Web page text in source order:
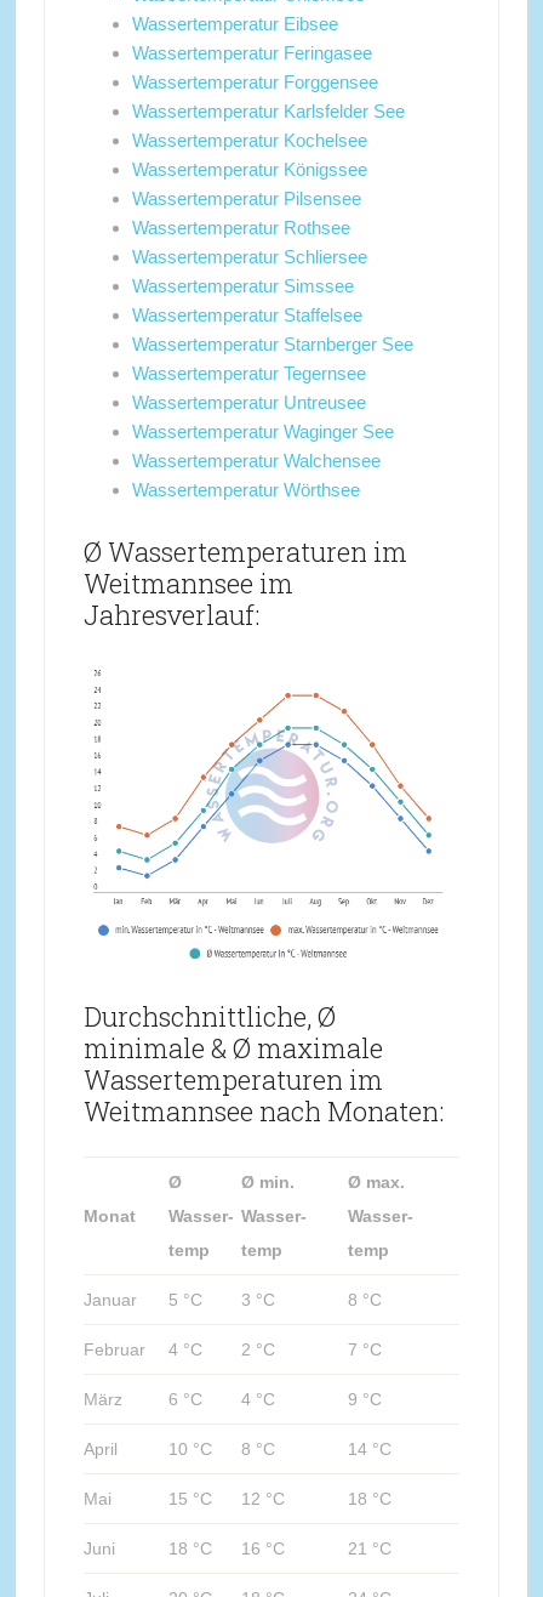
Wassertemperatur Eibsee
Wassertemperatur Feringasee
Wassertemperatur Forggensee
Wassertemperatur Karlsfelder See
Wassertemperatur Kochelsee
Wassertemperatur Königssee
Wassertemperatur Pilsensee
Wassertemperatur Rothsee
Wassertemperatur Schliersee
Wassertemperatur Simssee
Wassertemperatur Staffelsee
Wassertemperatur Starnberger See
Wassertemperatur Tegernsee
Wassertemperatur Untreusee
Wassertemperatur Waginger See
Wassertemperatur Walchensee
Wassertemperatur Wörthsee
Ø Wassertemperaturen im
Weitmannsee im
Jahresverlauf:
Durchschnittliche, Ø
minimale & Ø maximale
Wassertemperaturen im
Weitmannsee nach Monaten:
Monat
Ø
Wasser-
temp
Ø min.
Wasser-
temp
Ø max.
Wasser-
temp
Januar 5 °C 3 °C 8 °C
Februar 4 °C 2 °C 7 °C
März 6 °C 4 °C 9 °C
April 10 °C 8 °C 14 °C
Mai 15 °C 12 °C 18 °C
Juni 18 °C 16 °C 21 °C